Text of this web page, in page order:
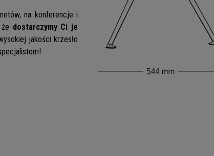
na konferencje i
dostarczymy Ci je
jakości krzesło